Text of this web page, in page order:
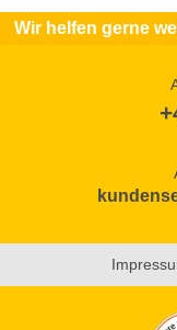
Wir helfen gerne